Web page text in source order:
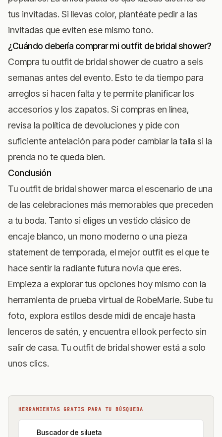
tus invitadas. Si llevas color, plantéate pedir a las
invitadas que eviten ese mismo tono.
¿Cuándo debería comprar mi outfit de bridal shower?
Compra tu outfit de bridal shower de cuatro a seis
semanas antes del evento. Esto te da tiempo para
arreglos si hacen falta y te permite planificar los
accesorios y los zapatos. Si compras en línea,
revisa la política de devoluciones y pide con
suficiente antelación para poder cambiar la talla si la
prenda no te queda bien.
Conclusión
Tu outfit de bridal shower marca el escenario de una
de las celebraciones más memorables que preceden
a tu boda. Tanto si eliges un vestido clásico de
encaje blanco, un mono moderno o una pieza
statement de temporada, el mejor outfit es el que te
hace sentir la radiante futura novia que eres.
Empieza a explorar tus opciones hoy mismo con la
herramienta de prueba virtual de RobeMarie. Sube tu
foto, explora estilos desde midi de encaje hasta
lenceros de satén, y encuentra el look perfecto sin
salir de casa. Tu outfit de bridal shower está a solo
unos clics.
HERRAMIENTAS GRATIS PARA TU BÚSQUEDA
Buscador de silueta